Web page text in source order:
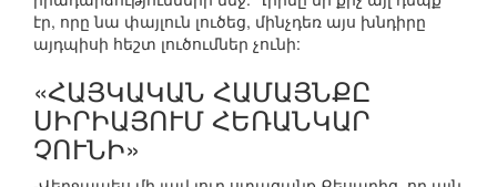
էր, որը նա փայլուն լուծեց, մինչդեռ այս խնդիրը
այդպիսի հեշտ լուծումներ չունի:
«ՀԱՅԿԱԿԱՆ ՀԱՄԱՅՆՔԸ
ՍԻՐԻԱՅՈՒՄ ՀԵՌԱՆԿԱՐ
ՉՈՒՆԻ»